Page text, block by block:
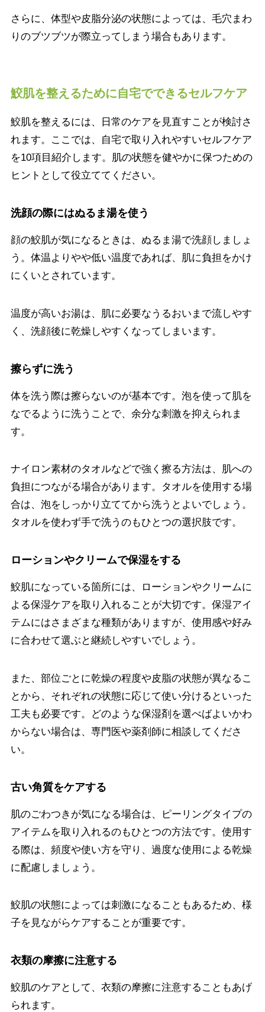
さらに、体型や皮脂分泌の状態によっては、毛穴まわ
りのブツブツが際立ってしまう場合もあります。
鮫肌を整えるために自宅でできるセルフケア
鮫肌を整えるには、日常のケアを見直すことが検討さ
れます。ここでは、自宅で取り入れやすいセルフケア
を10項目紹介します。肌の状態を健やかに保つための
ヒントとして役立ててください。
洗顔の際にはぬるま湯を使う
顔の鮫肌が気になるときは、ぬるま湯で洗顔しましょ
う。体温よりやや低い温度であれば、肌に負担をかけ
にくいとされています。
温度が高いお湯は、肌に必要なうるおいまで流しやす
く、洗顔後に乾燥しやすくなってしまいます。
擦らずに洗う
体を洗う際は擦らないのが基本です。泡を使って肌を
なでるように洗うことで、余分な刺激を抑えられま
す。
ナイロン素材のタオルなどで強く擦る方法は、肌への
負担につながる場合があります。タオルを使用する場
合は、泡をしっかり立ててから洗うとよいでしょう。
タオルを使わず手で洗うのもひとつの選択肢です。
ローションやクリームで保湿をする
鮫肌になっている箇所には、ローションやクリームに
よる保湿ケアを取り入れることが大切です。保湿アイ
テムにはさまざまな種類がありますが、使用感や好み
に合わせて選ぶと継続しやすいでしょう。
また、部位ごとに乾燥の程度や皮脂の状態が異なるこ
とから、それぞれの状態に応じて使い分けるといった
工夫も必要です。どのような保湿剤を選べばよいかわ
からない場合は、専門医や薬剤師に相談してくださ
い。
古い角質をケアする
肌のごわつきが気になる場合は、ピーリングタイプの
アイテムを取り入れるのもひとつの方法です。使用す
る際は、頻度や使い方を守り、過度な使用による乾燥
に配慮しましょう。
鮫肌の状態によっては刺激になることもあるため、様
子を見ながらケアすることが重要です。
衣類の摩擦に注意する
鮫肌のケアとして、衣類の摩擦に注意することもあげ
られます。